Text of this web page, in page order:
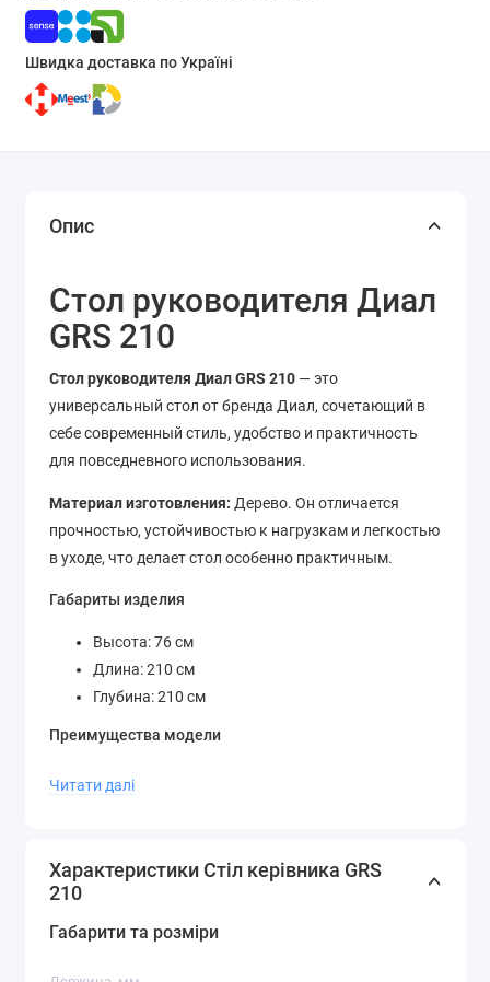
Швидка доставка по Україні
Опис
Стол руководителя Диал
GRS 210
Стол руководителя Диал GRS 210 — это
универсальный стол от бренда Диал, сочетающий в
себе современный стиль, удобство и практичность
для повседневного использования.
Материал изготовления: Дерево. Он отличается
прочностью, устойчивостью к нагрузкам и легкостью
в уходе, что делает стол особенно практичным.
Габариты изделия
Высота: 76 см
Длина: 210 см
Глубина: 210 см
Преимущества модели
Подходит для разных типов помещений
Стильный универсальный дизайн
Стол руководителя Диал GRS 210 идеально впишется
в современный интерьер, обеспечивая комфорт и
Читати далі
Характеристики Стіл керівника GRS
210
Габарити та розміри